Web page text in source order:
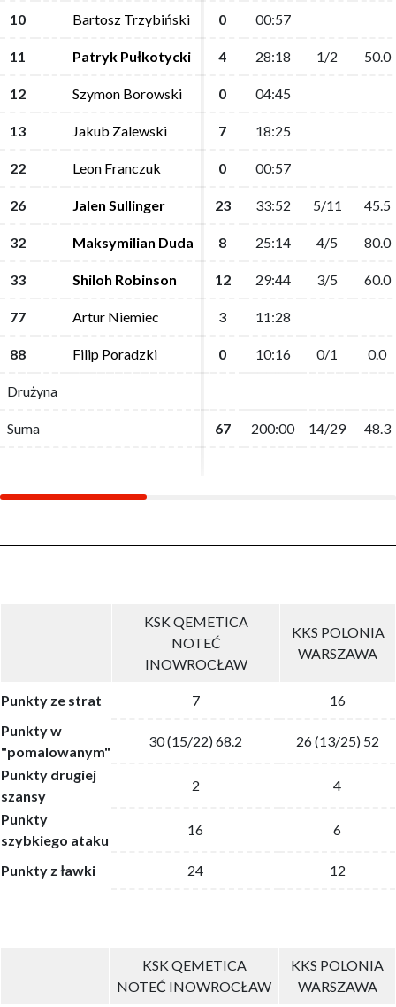
10 Bartosz Trzybiński 0 00:57
11 Patryk Pułkotycki 4 28:18 1/2 50.0
12 Szymon Borowski 0 04:45
13 Jakub Zalewski 7 18:25
22 Leon Franczuk 0 00:57
26 Jalen Sullinger 23 33:52 5/11 45.5
32 Maksymilian Duda 8 25:14 4/5 80.0
33 Shiloh Robinson 12 29:44 3/5 60.0
77 Artur Niemiec 3 11:28
88 Filip Poradzki 0 10:16 0/1 0.0
Drużyna
Suma 67 200:00 14/29 48.3
10 Bartosz Trzybiński 0 00:57
11 Patryk Pułkotycki 4 28:18 1/2 50.0
12 Szymon Borowski 0 04:45
13 Jakub Zalewski 7 18:25
22 Leon Franczuk 0 00:57
26 Jalen Sullinger 23 33:52 5/11 45.5
32 Maksymilian Duda 8 25:14 4/5 80.0
33 Shiloh Robinson 12 29:44 3/5 60.0
77 Artur Niemiec 3 11:28
88 Filip Poradzki 0 10:16 0/1 0.0
Drużyna
Suma 67 200:00 14/29 48.3
KSK QEMETICA
NOTEĆ
INOWROCŁAW
KKS POLONIA
WARSZAWA
Punkty ze strat 7
16
Punkty w
"pomalowanym"
30 (15/22) 68.2
26 (13/25) 52
Punkty drugiej
szansy
2
4
Punkty
szybkiego ataku
16 6
Punkty z ławki 24 12
KSK QEMETICA
NOTEĆ INOWROCŁAW
KKS POLONIA
WARSZAWA